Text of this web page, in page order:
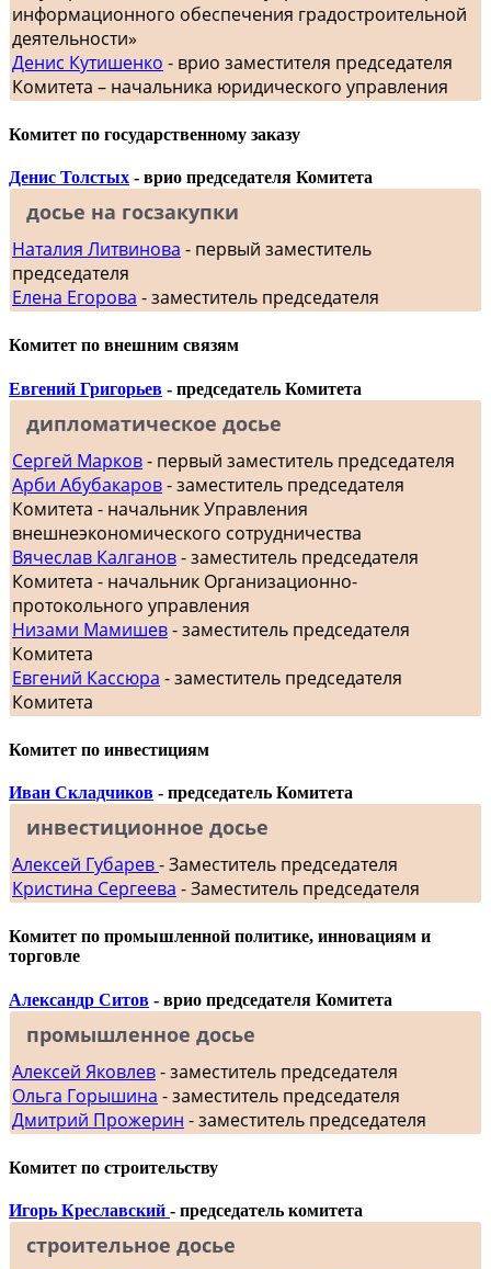
информационного обеспечения градостроительной
деятельности»
Денис Кутишенко - врио заместителя председателя
Комитета – начальника юридического управления
Комитет по государственному заказу
Денис Толстых - врио председателя Комитета
досье на госзакупки
Наталия Литвинова - первый заместитель
председателя
Елена Егорова - заместитель председателя
Комитет по внешним связям
Евгений Григорьев - председатель Комитета
дипломатическое досье
Сергей Марков- первый заместитель председателя
Арби Абубакаров- заместитель председателя
Комитета - начальник Управления
внешнеэкономического сотрудничества
Вячеслав Калганов- заместитель председателя
Комитета - начальник Организационно-
протокольного управления
Низами Мамишев- заместитель председателя
Комитета
Евгений Кассюра - заместитель председателя
Комитета
Комитет по инвестициям
Иван Складчиков - председатель Комитета
инвестиционное досье
Алексей Губарев- Заместитель председателя
Кристина Сергеева - Заместитель председателя
Комитет по промышленной политике, инновациям и
торговле
Александр Ситов - врио председателя Комитета
промышленное досье
Алексей Яковлев- заместитель председателя
Ольга Горышина - заместитель председателя
Дмитрий Прожерин - заместитель председателя
Комитет по строительству
Игорь Креславский - председатель комитета
строительное досье